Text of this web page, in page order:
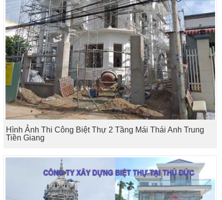
Hình Ảnh Thi Công Biệt Thự 2 Tầng Mái Thái Anh Trung
Tiền Giang